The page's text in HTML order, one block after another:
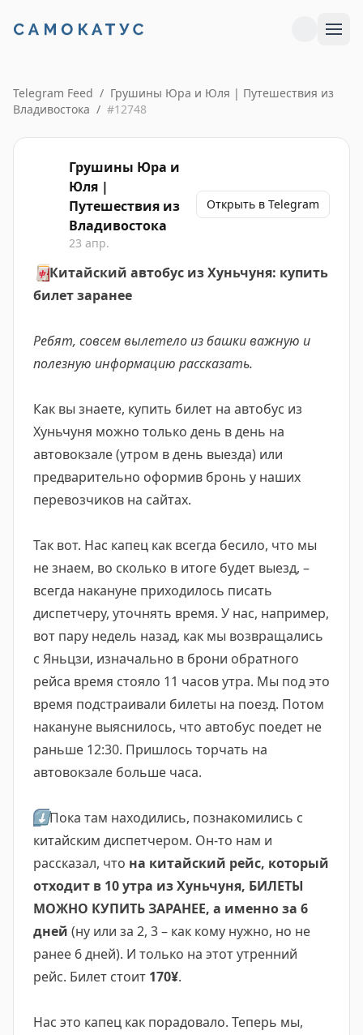
Telegram Feed / Грушины Юра и Юля | Путешествия из
Владивостока / #12748
Грушины Юра и
Юля |
Путешествия из
Владивостока
23 апр.
Открыть в Telegram
🀄️Китайский автобус из Хуньчуня: купить
билет заранее
Ребят, совсем вылетело из башки важную и
полезную информацию рассказать.
Как вы знаете, купить билет на автобус из
Хуньчуня можно только день в день на
автовокзале (утром в день выезда) или
предварительно оформив бронь у наших
перевозчиков на сайтах.
Так вот. Нас капец как всегда бесило, что мы
не знаем, во сколько в итоге будет выезд, –
всегда накануне приходилось писать
диспетчеру, уточнять время. У нас, например,
вот пару недель назад, как мы возвращались
с Яньцзи, изначально в брони обратного
рейса время стояло 11 часов утра. Мы под это
время подстраивали билеты на поезд. Потом
накануне выяснилось, что автобус поедет не
раньше 12:30. Пришлось торчать на
автовокзале больше часа.
⬇️Пока там находились, познакомились с
китайским диспетчером. Он-то нам и
рассказал, что на китайский рейс, который
отходит в 10 утра из Хуньчуня, БИЛЕТЫ
МОЖНО КУПИТЬ ЗАРАНЕЕ, а именно за 6
дней (ну или за 2, 3 – как кому нужно, но не
ранее 6 дней). И только на этот утренний
рейс. Билет стоит 170¥.
Нас это капец как порадовало. Теперь мы,